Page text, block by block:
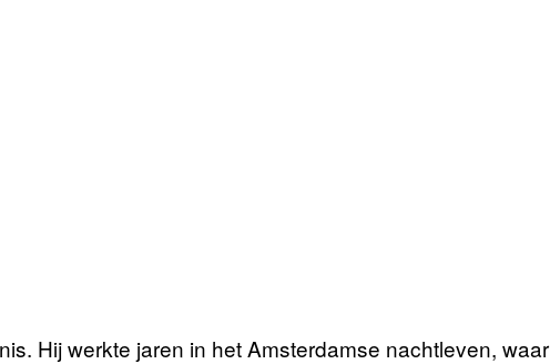
Hij werkte jaren in het Amsterdamse nachtleven, waar